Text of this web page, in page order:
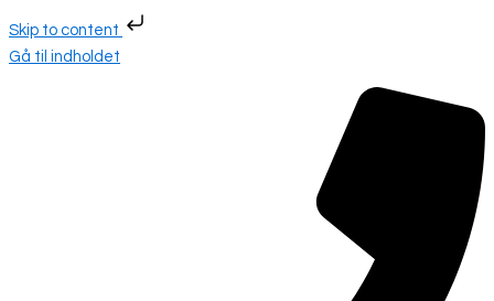
Skip to content
Gå til indholdet